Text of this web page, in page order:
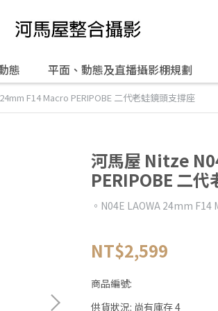
態 平面、動態及直播攝影棚規劃
F14 Macro PERIPOBE 二代老蛙鏡頭支撐座
河馬屋 Nitze
PERIPOBE 二
。N04E LAOWA 24mm
NT$2,599
商品編號:
供貨狀況: 尚有庫存 4